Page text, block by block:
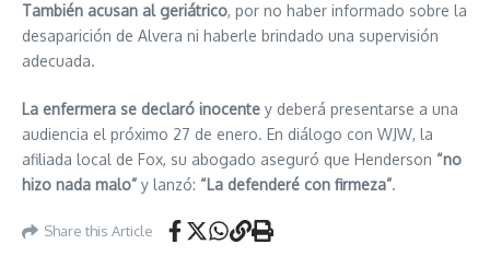
También acusan al geriátrico, por no haber informado sobre la
desaparición de Alvera ni haberle brindado una supervisión
adecuada.
La enfermera se declaró inocente y deberá presentarse a una
audiencia el próximo 27 de enero. En diálogo con WJW, la
afiliada local de Fox, su abogado aseguró que Henderson “no
hizo nada malo” y lanzó: “La defenderé con firmeza”.
Share this Article